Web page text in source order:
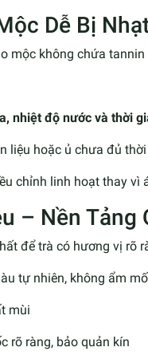
Dễ Bị
mộc không chứa tannin
nhiệt độ nước và thời
liệu hoặc ủ chưa đủ
chỉnh linh hoạt thay vì
– Nền Tảng
để trà có hương vị rõ
tự nhiên, không ẩm
mùi
rõ ràng, bảo quản kín